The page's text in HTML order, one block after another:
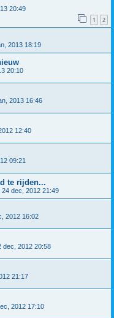
20:49
1 2
2013 18:19
20:10
2013 16:46
12:40
09:21
te rijden...
24 dec, 2012 21:49
2012 16:02
dec, 2012 20:58
21:17
2012 17:10